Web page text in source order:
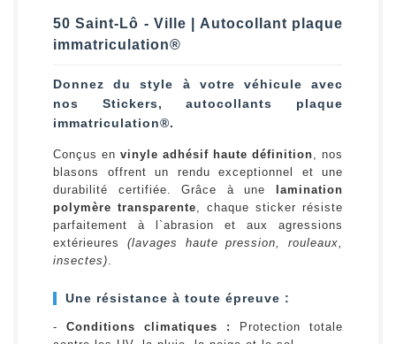
50 Saint-Lô - Ville | Autocollant plaque
immatriculation®
Donnez du style à votre véhicule avec
nos Stickers, autocollants plaque
immatriculation®.
Conçus en vinyle adhésif haute définition, nos
blasons offrent un rendu exceptionnel et une
durabilité certifiée. Grâce à une
lamination
polymère transparente, chaque sticker résiste
parfaitement à l`abrasion et aux agressions
extérieures (lavages haute pression, rouleaux,
insectes).
Une résistance à toute épreuve :
- Conditions climatiques :
Protection totale